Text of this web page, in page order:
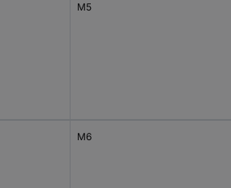
M5
M6